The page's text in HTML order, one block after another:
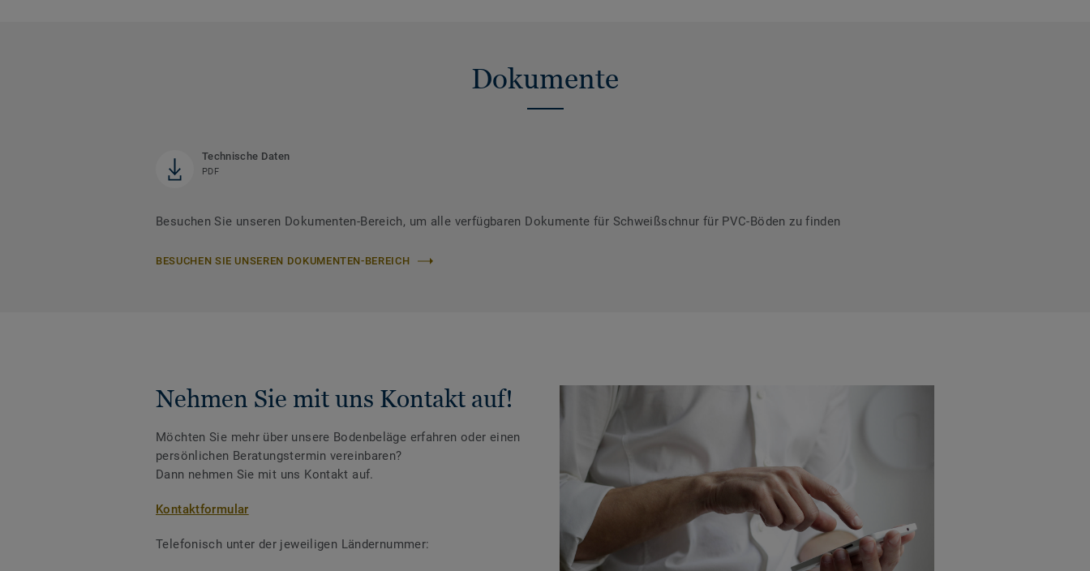
Dokumente
Technische Daten
PDF
Besuchen Sie unseren Dokumenten-Bereich, um alle verfügbaren Dokumente für Schweißschnur für PVC-Böden zu finden
BESUCHEN SIE UNSEREN DOKUMENTEN-BEREICH
Nehmen Sie mit uns Kontakt auf!
Möchten Sie mehr über unsere Bodenbeläge erfahren oder einen
persönlichen Beratungstermin vereinbaren?
Dann nehmen Sie mit uns Kontakt auf.
Kontaktformular
Telefonisch unter der jeweiligen Ländernummer: